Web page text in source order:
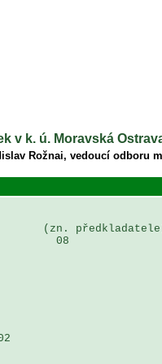
v k. ú. Moravská
Rožnai, vedoucí odboru
(zn.
08